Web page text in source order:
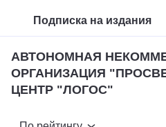
Подписка на издания
АВТОНОМНАЯ
ОРГАНИЗАЦИЯ
ЦЕНТР "ЛОГОС"